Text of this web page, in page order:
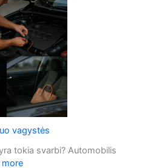
u
t
o
m
o
b
i
r
a
k
vagystės
tokia svarbi? Automobilis
more: